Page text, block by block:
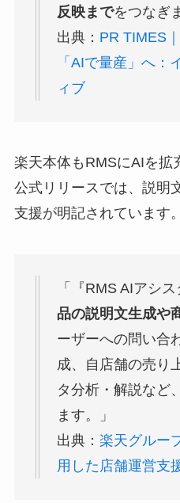
反映までをつなぎ
出典： PR TIMES
「AIで量産」へ：
ィブ
楽天本体もRMSにAIを拡
公式リリースでは、説明
支援が明記されています。
「『RMS AIアシ
品の説明文生成や
ーザーへの問い合
成、自店舗の売り
タ分析・解説など
ます。」
出典： 楽天グルー
用した店舗運営支